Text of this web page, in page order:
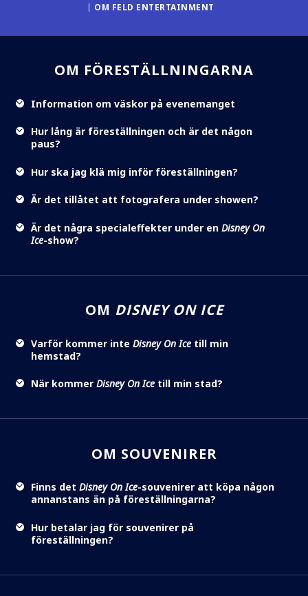
OM FELD ENTERTAINMENT
OM FÖRESTÄLLNINGARNA
Information om väskor på evenemanget
Hur lång är föreställningen och är det någon
paus?
Hur ska jag klä mig inför föreställningen?
Är det tillåtet att fotografera under showen?
Är det några specialeffekter under en Disney On
Ice-show?
OM DISNEY ON ICE
Varför kommer inte Disney On Ice till min
hemstad?
När kommer Disney On Ice till min stad?
OM SOUVENIRER
Finns det Disney On Ice-souvenirer att köpa någon
annanstans än på föreställningarna?
Hur betalar jag för souvenirer på
föreställningen?